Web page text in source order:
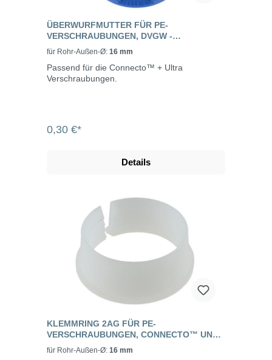
ÜBERWURFMUTTER FÜR PE-
VERSCHRAUBUNGEN, DVGW -
CONNECTO™ + ULTRA
für Rohr-Außen-Ø: 16 mm
Passend für die Connecto™ + Ultra
Verschraubungen.
0,30 €*
Details
KLEMMRING 2AG FÜR PE-
VERSCHRAUBUNGEN, CONNECTO™ UND
CONNECTO™ +ULTRA
für Rohr-Außen-Ø: 16 mm